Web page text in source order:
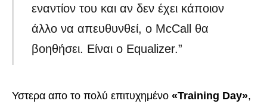
εναντίον του και αν δεν έχει κάποιον
άλλο να απευθυνθεί, ο McCall θα
βοηθήσει. Είναι ο Equalizer.”
Υστερα απο το πολύ επιτυχημένο «Training Day»,